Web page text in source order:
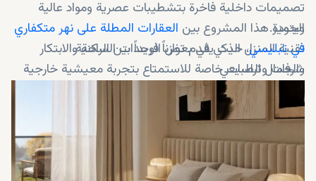
تصميمات داخلية فاخرة بتشطيبات عصرية ومواد عالية
الجودة.
تقنية المنزل الذكي في بعض الوحدات السكنية.
شرفات وتراسات خاصة للاستمتاع بتجربة معيشية خارجية
مميزة.
مجمع سكني مسوّر وآمن مع خدمات أمنية واستقبال على
ويتميز هذا المشروع بين العقارات المطلة على نهر متكفاري
في تبليسي، حيث يقدم توازناً فريداً بين الراحة والابتكار
والجمال الطبيعي.